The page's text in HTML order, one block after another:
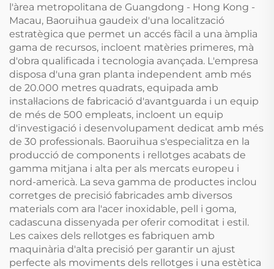
l'àrea metropolitana de Guangdong - Hong Kong -
Macau, Baoruihua gaudeix d'una localització
estratègica que permet un accés fàcil a una àmplia
gama de recursos, incloent matèries primeres, mà
d'obra qualificada i tecnologia avançada. L'empresa
disposa d'una gran planta independent amb més
de 20.000 metres quadrats, equipada amb
instal·lacions de fabricació d'avantguarda i un equip
de més de 500 empleats, incloent un equip
d'investigació i desenvolupament dedicat amb més
de 30 professionals. Baoruihua s'especialitza en la
producció de components i rellotges acabats de
gamma mitjana i alta per als mercats europeu i
nord-americà. La seva gamma de productes inclou
corretges de precisió fabricades amb diversos
materials com ara l'acer inoxidable, pell i goma,
cadascuna dissenyada per oferir comoditat i estil.
Les caixes dels rellotges es fabriquen amb
maquinària d'alta precisió per garantir un ajust
perfecte als moviments dels rellotges i una estètica